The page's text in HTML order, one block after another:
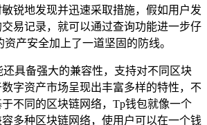
锐地发现并迅速采取措施，假如用户发
易记录，就可以通过查询功能进一步仔
产安全加上了一道坚固的防线。
还具备强大的兼容性，支持对不同区块
字资产市场呈现出丰富多样的特性，不
不同的区块链网络，Tp钱包就像一个
多种区块链网络，使用户可以在一个钱